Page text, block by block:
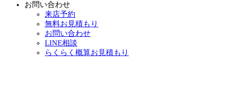
お問い合わせ
来店予約
無料お見積もり
お問い合わせ
LINE相談
らくらく概算お見積もり